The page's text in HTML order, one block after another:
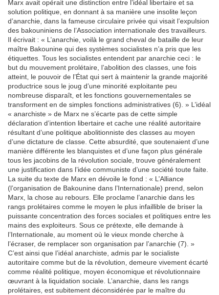
Marx avait opérait une distinction entre l’idéal libertaire et sa
solution politique, en donnant à sa manière une insolite leçon
d’anarchie, dans la fameuse circulaire privée qui visait l’expulsion
des bakouniniens de l’Association internationale des travailleurs.
Il écrivait : « L’anarchie, voilà le grand cheval de bataille de leur
maître Bakounine qui des systèmes socialistes n’a pris que les
étiquettes. Tous les socialistes entendent par anarchie ceci : le
but du mouvement prolétaire, l’abolition des classes, une fois
atteint, le pouvoir de l’État qui sert à maintenir la grande majorité
productrice sous le joug d’une minorité exploitante peu
nombreuse disparaît, et les fonctions gouvernementales se
transforment en de simples fonctions administratives (6). » L’idéal
« anarchiste » de Marx ne s’écarte pas de cette simple
déclaration d’intention libertaire et cache une réalité autoritaire
résultant d’une politique abolitionniste des classes au moyen
d’une dictature de classe. Cette absurdité, que soutenaient d’une
manière différente les blanquistes et d’une façon plus générale
tous les jacobins de la révolution sociale, trouve généralement
une justification dans l’idée communiste d’une société toute faite.
La suite du texte de Marx en dévoile le fond : « L’Alliance
(l’organisation de Bakounine dans l’Internationale) prend, selon
Marx, la chose au rebours. Elle proclame l’anarchie dans les
rangs prolétaires comme le moyen le plus infaillible de briser la
puissante concentration des forces sociales et politiques entre les
mains des exploiteurs. Sous ce prétexte, elle demande à
l’Internationale, au moment où le vieux monde cherche à
l’écraser, de remplacer son organisation par l’anarchie (7). »
C’est ainsi que l’idéal anarchiste, admis par le socialiste
autoritaire comme but de la révolution, demeure vivement écarté
comme réalité politique, moyen économique et révolutionnaire
œuvrant à la liquidation sociale. L’anarchie, dans les rangs
prolétaires, est subitement déconsidérée par le maître du